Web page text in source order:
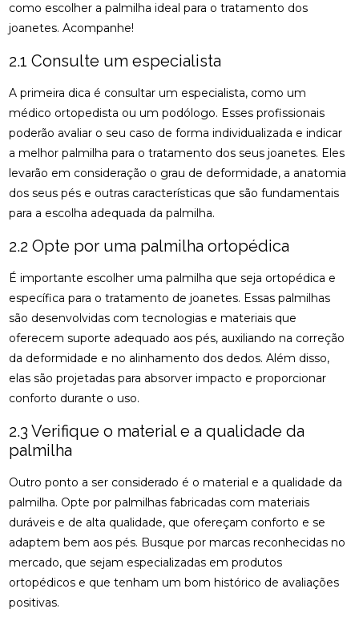
como escolher a palmilha ideal para o tratamento dos
joanetes. Acompanhe!
2.1 Consulte um especialista
A primeira dica é consultar um especialista, como um
médico ortopedista ou um podólogo. Esses profissionais
poderão avaliar o seu caso de forma individualizada e indicar
a melhor palmilha para o tratamento dos seus joanetes. Eles
levarão em consideração o grau de deformidade, a anatomia
dos seus pés e outras características que são fundamentais
para a escolha adequada da palmilha.
2.2 Opte por uma palmilha ortopédica
É importante escolher uma palmilha que seja ortopédica e
específica para o tratamento de joanetes. Essas palmilhas
são desenvolvidas com tecnologias e materiais que
oferecem suporte adequado aos pés, auxiliando na correção
da deformidade e no alinhamento dos dedos. Além disso,
elas são projetadas para absorver impacto e proporcionar
conforto durante o uso.
2.3 Verifique o material e a qualidade da
palmilha
Outro ponto a ser considerado é o material e a qualidade da
palmilha. Opte por palmilhas fabricadas com materiais
duráveis e de alta qualidade, que ofereçam conforto e se
adaptem bem aos pés. Busque por marcas reconhecidas no
mercado, que sejam especializadas em produtos
ortopédicos e que tenham um bom histórico de avaliações
positivas.
ENXAQUECA E MELHORAR SUA QUALIDADE DE
ENXAQUECA NATURALMENTE
COMO A CONSULTA COM UM ACUPUNTURISTA
PODE TRANSFORMAR SUA SAÚDE
COMO A FISIOTERAPIA PODE AJUDAR NA
REABILITAÇÃO DO LABIRINTO
PODE MELHORAR SUA QUALIDADE DE VIDA
COMO A OSTEOPATIA PARA COLUNA PODE
MELHORAR SUA SAÚDE
COMO A OSTEOPATIA PARA COLUNA PODE
TRANSFORMAR SUA SAÚDE
COMO A OSTEOPATIA PODE AJUDAR NA
TRATAMENTO DA HÉRNIA DE DISCO
COMO A OSTEOPATIA PODE ALIVIAR A DOR NO
NERVO CIÁTICO
QUALIDADE DE VIDA
COMO A PALMILHA PARA ESPORÃO PODE ALIVIAR
SUAS DORES
COMO A PALMILHA PARA FASCITE PLANTAR PODE
ALIVIAR SUAS DORES